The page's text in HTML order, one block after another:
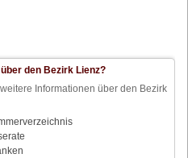
den Bezirk Lienz?
Informationen über den Bezirk